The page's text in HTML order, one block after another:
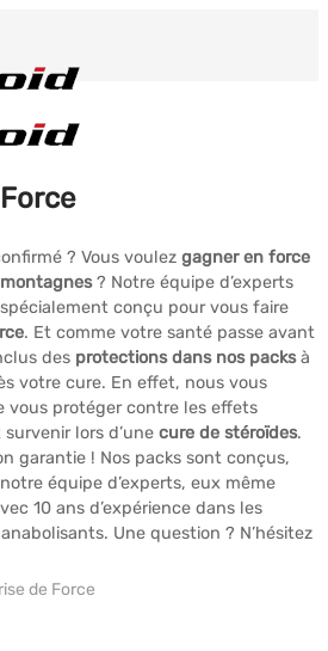
? Vous voulez gagner en force
? Notre équipe d’experts
conçu pour vous faire
. Et comme votre santé passe avant
des protections dans nos packsà
votre cure. En effet, nous vous
vous protéger contre les effets
lors d’une cure de stéroïdes.
garantie ! Nos packs sont conçus,
équipe d’experts, eux même
10 ans d’expérience dans les
Une question ? N’hésitez
de Force